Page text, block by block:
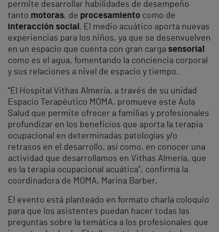
permite desarrollar habilidades de desempeño
tanto motoras, de procesamiento como de
interacción social . El medio acuático aporta nuevas
experiencias para los niños, ya que se desenvuelven
en un espacio que cuenta con gran carga sensorial
como es el agua, fomentando la conciencia corporal
y sus relaciones a nivel de espacio y tiempo.
“El Hospital Vithas Almería, a través de su unidad
Espacio Terapéutico MOMA, promueve este Aula
Salud que permite ofrecer a familias y profesionales
profundizar en los beneficios que aporta la terapia
ocupacional en determinadas patologías y/o
retrasos en el desarrollo, así como, en conocer una
actividad que desarrollamos en Vithas Almería, que
es la terapia ocupacional acuática”, confirma la
coordinadora de MOMA, Marina Barber.
El evento está planteado en formato charla coloquio
para que los asistentes puedan hacer todas las
preguntas sobre la temática a los profesionales que